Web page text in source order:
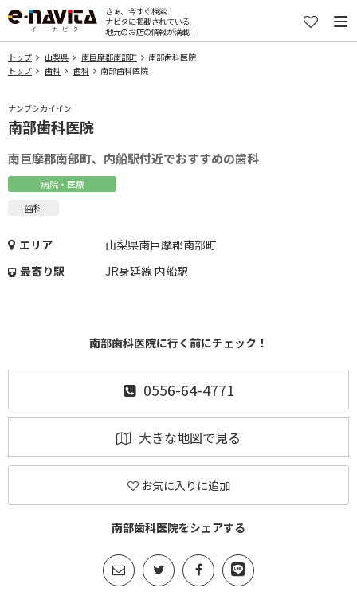
さぁ、今すぐ検索！
ナビタに掲載されている
地元のお店の情報が満載！
トップ 山梨県 南巨摩郡南部町
南部歯科医院
トップ
歯科 歯科 南部歯科医院
ナンブシカイイン
南部歯科医院
南巨摩郡南部町、内船駅付近でおすすめの歯科
病院・医療
歯科
エリア
山梨県南巨摩郡南部町
最寄り駅
JR身延線 内船駅
南部歯科医院に行く前にチェック！
0556-64-4771
大きな地図で見る
お気に入りに追加
南部歯科医院をシェアする